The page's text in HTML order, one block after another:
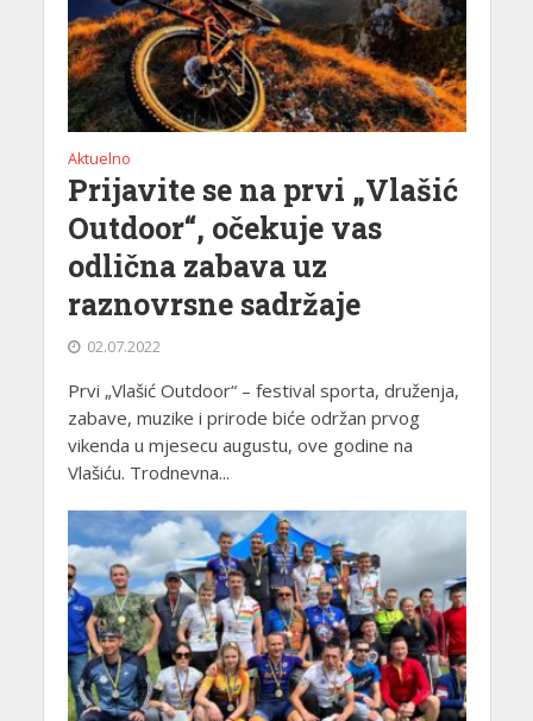
Aktuelno
Prijavite se na prvi „Vlašić
Outdoor“, očekuje vas
odlična zabava uz
raznovrsne sadržaje
02.07.2022
Prvi „Vlašić Outdoor“ – festival sporta, druženja,
zabave, muzike i prirode biće održan prvog
vikenda u mjesecu augustu, ove godine na
Vlašiću. Trodnevna...